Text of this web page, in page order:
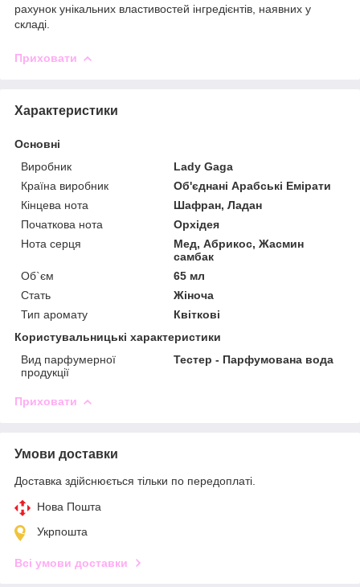
рахунок унікальних властивостей інгредієнтів, наявних у
складі.
Приховати
Характеристики
Основні
Виробник
Lady Gaga
Країна виробник
Об'єднані Арабські Емірати
Кінцева нота
Шафран, Ладан
Початкова нота
Орхідея
Нота серця
Мед, Абрикос, Жасмин
самбак
Об`єм
65 мл
Стать
Жіноча
Тип аромату
Квіткові
Користувальницькі характеристики
Вид парфумерної
продукції
Тестер - Парфумована вода
Приховати
Умови доставки
Доставка здійснюється тільки по передоплаті.
Нова Пошта
Укрпошта
Всі умови доставки